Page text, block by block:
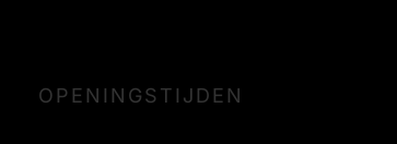
OPENINGSTIJDEN